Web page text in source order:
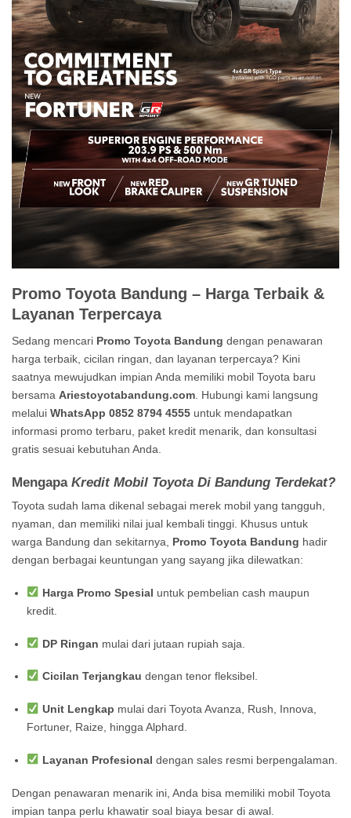
Promo Toyota Bandung – Harga Terbaik &
Layanan Terpercaya
Sedang mencari Promo Toyota Bandung dengan penawaran
harga terbaik, cicilan ringan, dan layanan terpercaya? Kini
saatnya mewujudkan impian Anda memiliki mobil Toyota baru
bersama Ariestoyotabandung.com . Hubungi kami langsung
melalui WhatsApp 0852 8794 4555 untuk mendapatkan
informasi promo terbaru, paket kredit menarik, dan konsultasi
gratis sesuai kebutuhan Anda.
Mengapa Kredit Mobil Toyota Di Bandung Terdekat?
Toyota sudah lama dikenal sebagai merek mobil yang tangguh,
nyaman, dan memiliki nilai jual kembali tinggi. Khusus untuk
warga Bandung dan sekitarnya, Promo Toyota Bandung hadir
dengan berbagai keuntungan yang sayang jika dilewatkan:
Harga Promo Spesial untuk pembelian cash maupun
kredit.
DP Ringan mulai dari jutaan rupiah saja.
Cicilan Terjangkau dengan tenor fleksibel.
Unit Lengkap mulai dari Toyota Avanza, Rush, Innova,
Fortuner, Raize, hingga Alphard.
Layanan Profesional dengan sales resmi berpengalaman.
Dengan penawaran menarik ini, Anda bisa memiliki mobil Toyota
impian tanpa perlu khawatir soal biaya besar di awal.